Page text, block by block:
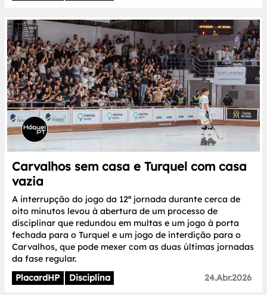
Carvalhos sem casa e Turquel com casa
vazia
A interrupção do jogo da 12ª jornada durante cerca de
oito minutos levou à abertura de um processo de
disciplinar que redundou em multas e um jogo à porta
fechada para o Turquel e um jogo de interdição para o
Carvalhos, que pode mexer com as duas últimas jornadas
da fase regular.
PlacardHP
Disciplina 24.Abr.2026